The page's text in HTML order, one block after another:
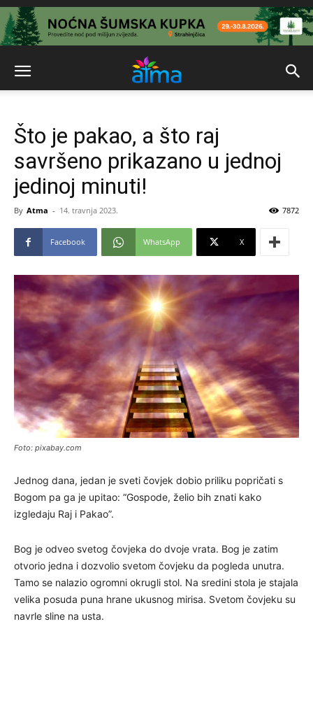
Što je pakao, a što raj
savršeno prikazano u jednoj
jedinoj minuti!
By Atma - 14. travnja 2023. 7872
Facebook WhatsApp X
Foto: pixabay.com
Jednog dana, jedan je sveti čovjek dobio priliku popričati s
Bogom pa ga je upitao: “Gospode, želio bih znati kako
izgledaju Raj i Pakao”.
Bog je odveo svetog čovjeka do dvoje vrata. Bog je zatim
otvorio jedna i dozvolio svetom čovjeku da pogleda unutra.
Tamo se nalazio ogromni okrugli stol. Na sredini stola je stajala
velika posuda puna hrane ukusnog mirisa. Svetom čovjeku su
navrle sline na usta.